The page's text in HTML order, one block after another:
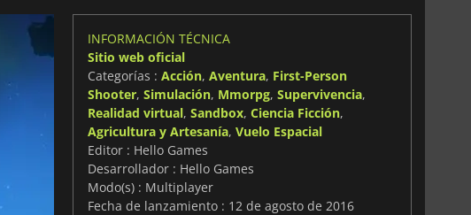
INFORMACIÓN TÉCNICA
Sitio web oficial
Categorías : Acción, Aventura, First-Person
Shooter, Simulación, Mmorpg, Supervivencia,
Realidad virtual, Sandbox, Ciencia Ficción,
Agricultura y Artesanía, Vuelo Espacial
Editor : Hello Games
Desarrollador : Hello Games
Modo(s) : Multiplayer
Fecha de lanzamiento : 12 de agosto de 2016